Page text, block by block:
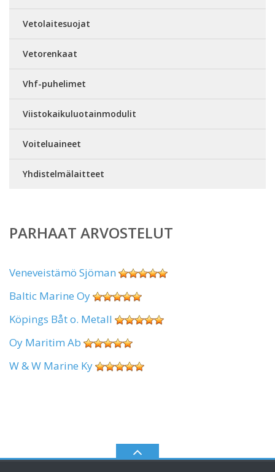
Vetolaitesuojat
Vetorenkaat
Vhf-puhelimet
Viistokaikuluotainmodulit
Voiteluaineet
Yhdistelmälaitteet
PARHAAT ARVOSTELUT
Veneveistämö Sjöman
Baltic Marine Oy
Köpings Båt o. Metall
Oy Maritim Ab
W & W Marine Ky